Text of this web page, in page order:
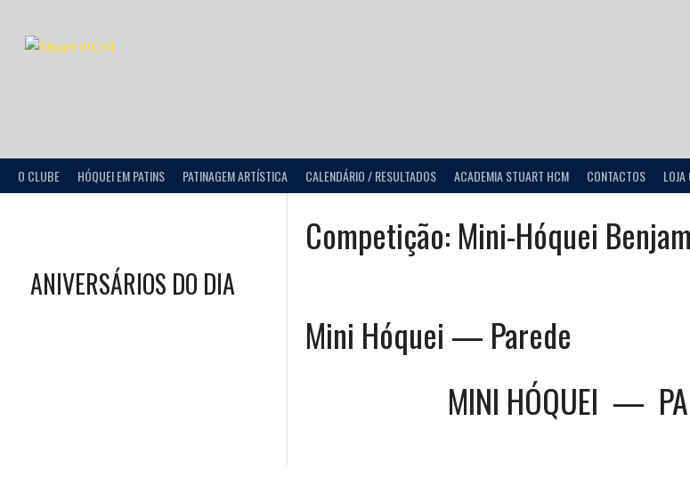
O CLUBE HÓQUEI EM PATINS PATINAGEM ARTÍSTICA CALENDÁRIO / RESULTADOS ACADEMIA STUART HCM CONTACTOS LOJA
Competição: Mini-Hóquei
Mini Hóquei — Parede
MINI HÓQUEI —
ANIVERSÁRIOS DO DIA